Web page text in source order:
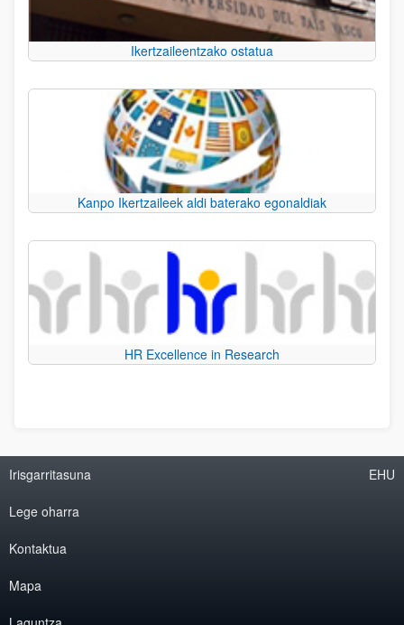
Ikertzaileentzako ostatua
Kanpo Ikertzaileek aldi baterako egonaldiak
HR Excellence in Research
Irisgarritasuna
Lege oharra
Kontaktua
Mapa
EHU